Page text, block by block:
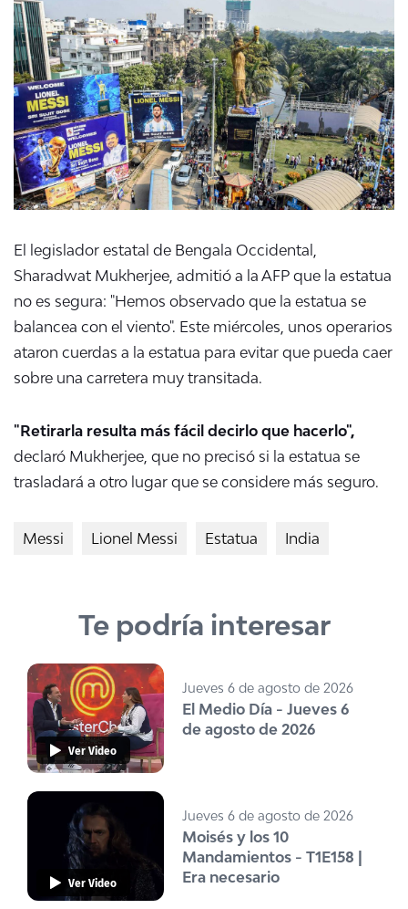
El legislador estatal de Bengala Occidental,
Sharadwat Mukherjee, admitió a la AFP que la estatua
no es segura: "Hemos observado que la estatua se
balancea con el viento". Este miércoles, unos operarios
ataron cuerdas a la estatua para evitar que pueda caer
sobre una carretera muy transitada.
"Retirarla resulta más fácil decirlo que hacerlo",
declaró Mukherjee, que no precisó si la estatua se
trasladará a otro lugar que se considere más seguro.
Messi Lionel Messi Estatua India
Te podría interesar
Ver Video
Jueves 6 de agosto de 2026
El Medio Día - Jueves 6
de agosto de 2026
Ver Video
Jueves 6 de agosto de 2026
Moisés y los 10
Mandamientos - T1E158 |
Era necesario